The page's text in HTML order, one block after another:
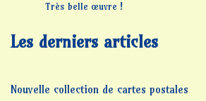
Très belle œuvre !
Les derniers articles
Nouvelle collection de cartes postales